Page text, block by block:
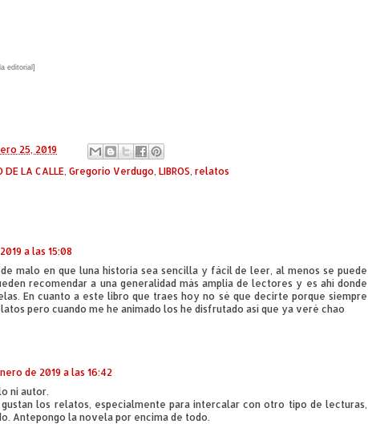
editorial]
25, 2019
DE LA CALLE Gregorio Verdugo LIBROS relatos
a las 15:08
malo en que luna historia sea sencilla y fácil de leer, al menos se puede
recomendar a una generalidad más amplia de lectores y es ahí donde
En cuanto a este libro que traes hoy no sé que decirte porque siempre
pero cuando me he animado los he disfrutado así que ya veré chao
de 2019 a las 16:42
ni autor.
los relatos, especialmente para intercalar con otro tipo de lecturas,
Antepongo la novela por encima de todo.